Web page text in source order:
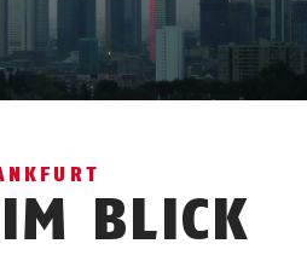
BLICK